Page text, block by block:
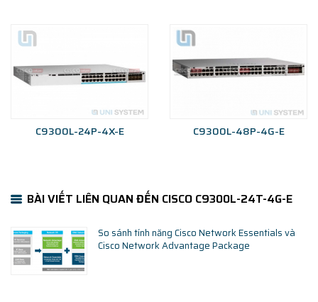
C9300L-24P-4X-E C9300L-48P-4G-E
BÀI VIẾT LIÊN QUAN ĐẾN CISCO C9300L-24T-4G-E
So sánh tính năng Cisco Network Essentials và
Cisco Network Advantage Package